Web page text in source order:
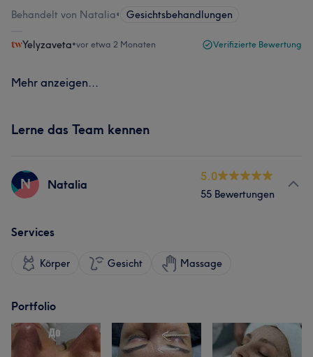
Behandelt von Natalia• Gesichtsbehandlungen
Yelyzaveta•vor etwa 2 Monaten Verifizierte Bewertung
Mehr anzeigen...
Lerne das Team kennen
N Natalia
5.0
55 Bewertungen
Services
Körper Gesicht Massage
Portfolio